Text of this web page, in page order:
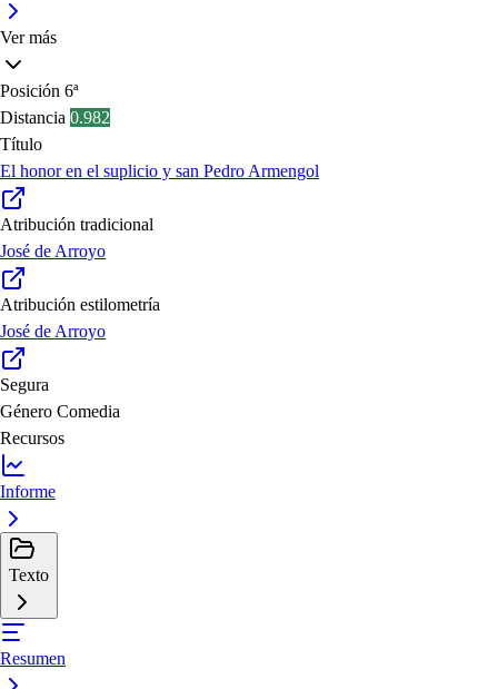
Ver más
Posición 6ª
Distancia 0.982
Título
El honor en el suplicio y san Pedro Armengol
Atribución tradicional
José de Arroyo
Atribución estilometría
José de Arroyo
Segura
Género Comedia
Recursos
Informe
Texto
Resumen